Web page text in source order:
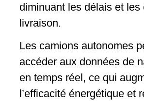
diminuant les délais et les
livraison.
Les camions autonomes
accéder aux données de
en temps réel, ce qui
l’efficacité énergétique et